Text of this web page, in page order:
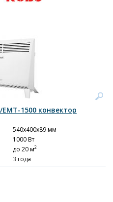
1500 конвектор
540x400x89 мм
1000 Вт
до 20 м2
3 года